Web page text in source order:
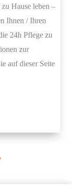
Hause leben –
Ihnen / Ihren
24h Pflege zu
zur
auf dieser Seite